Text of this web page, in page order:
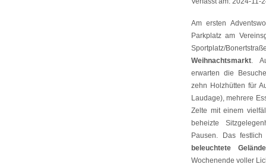
Am ersten
Parkplatz am
Sportplatz/
Weihnachtsmarkt .
erwarten die
zehn Holzhütten für
Laudage), mehrere
Zelte mit einem
beheizte
Pausen. Das
beleuchtete
Wochenende voller